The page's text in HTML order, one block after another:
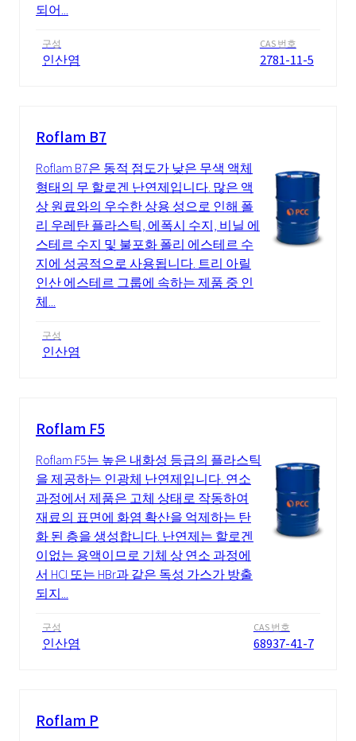
되어...
구성
인산염
CAS 번호
2781-11-5
Roflam B7
Roflam B7은 동적 점도가 낮은 무색 액체
형태의 무 할로겐 난연제입니다. 많은 액
상 원료와의 우수한 상용 성으로 인해 폴
리 우레탄 플라스틱, 에폭시 수지, 비닐 에
스테르 수지 및 불포화 폴리 에스테르 수
지에 성공적으로 사용됩니다. 트리 아릴
인산 에스테르 그룹에 속하는 제품 중 인
체...
구성
인산염
Roflam F5
Roflam F5는 높은 내화성 등급의 플라스틱
을 제공하는 인광체 난연제입니다. 연소
과정에서 제품은 고체 상태로 작동하여
재료의 표면에 화염 확산을 억제하는 탄
화 된 층을 생성합니다. 난연제는 할로겐
이없는 용액이므로 기체 상 연소 과정에
서 HCl 또는 HBr과 같은 독성 가스가 방출
되지...
구성
인산염
CAS 번호
68937-41-7
Roflam P